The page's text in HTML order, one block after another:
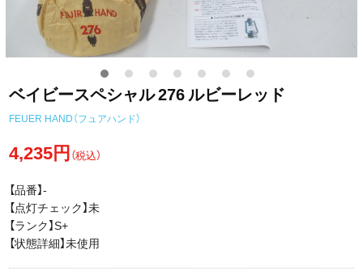
ベイビースペシャル 276 ルビーレッド
FEUER HAND（フュアハンド）
4,235円（税込）
【品番】-
【点灯チェック】未
【ランク】S+
【状態詳細】未使用